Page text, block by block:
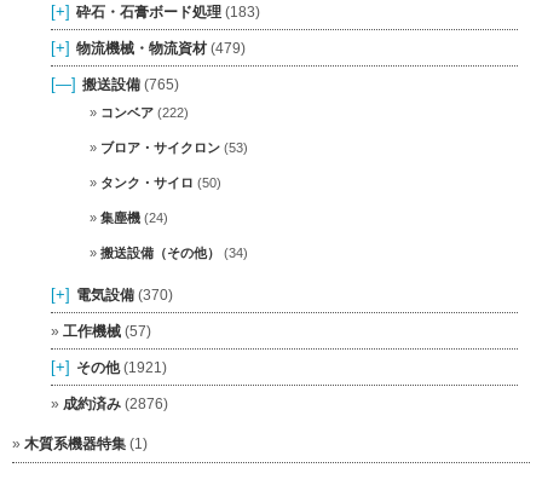
[+] 砕石・石膏ボード処理 (183)
[+] 物流機械・物流資材 (479)
[—] 搬送設備 (765)
コンベア (222)
ブロア・サイクロン (53)
タンク・サイロ (50)
集塵機 (24)
搬送設備（その他） (34)
[+] 電気設備 (370)
工作機械 (57)
[+] その他(1921)
成約済み (2876)
木質系機器特集 (1)